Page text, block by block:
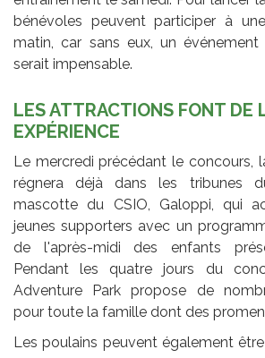
bénévoles peuvent participer à
matin, car sans eux, un
serait impensable.
LES ATTRACTIONS FONT DE
EXPÉRIENCE
Le mercredi précédant le concours,
régnera déjà dans les tribunes
mascotte du CSIO, Galoppi, qui
jeunes supporters avec un
de l'après-midi des enfants
Pendant les quatre jours du
Adventure Park propose de
pour toute la famille dont des
Les poulains peuvent également